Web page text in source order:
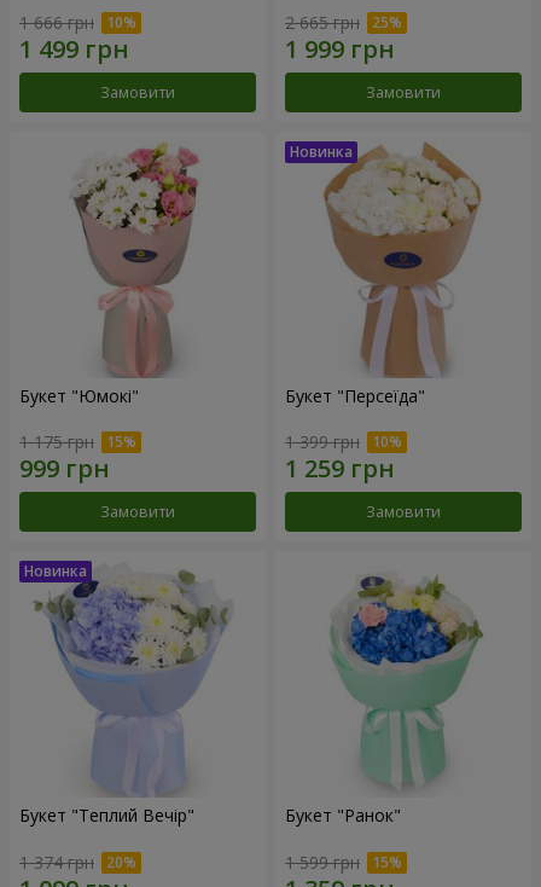
1 666 грн
Замовити
2 665 грн
Замовити
Букет "Юмокі"
1 175 грн
Замовити
Букет "Персеїда"
1 399 грн
Замовити
Букет "Теплий Вечір"
1 374 грн
Букет "Ранок"
1 599 грн